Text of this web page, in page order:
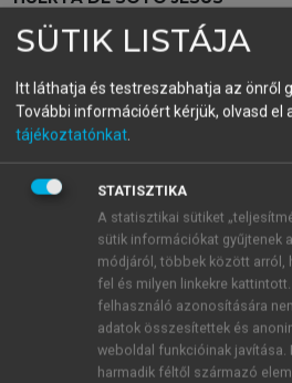
Pénz, banki hitel és
gazdasági
A fogalmak
és
SÜTIK LISTÁJA
Itt láthatja és testreszabhatja az önről
További információért kérjük, olvasd el
tájékoztatónkat
STATISZTIKA
A statisztikai sütiket
sütik információkat gyűjtenek
módjáról, többek között arról,
fel és milyen linkekre
felhasználó azonosítására
adatok összesítettek és
weboldal funkcióinak javítása.
harmadik féltől származó